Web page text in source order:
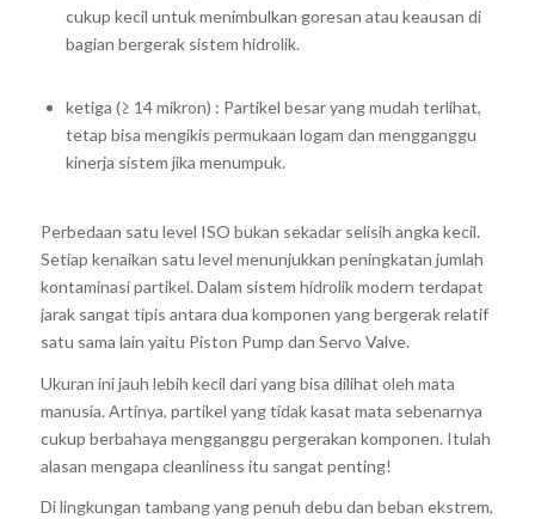
cukup kecil untuk menimbulkan goresan atau keausan di
bagian bergerak sistem hidrolik.
ketiga (≥ 14 mikron) : Partikel besar yang mudah terlihat,
tetap bisa mengikis permukaan logam dan mengganggu
kinerja sistem jika menumpuk.
Perbedaan satu level ISO bukan sekadar selisih angka kecil.
Setiap kenaikan satu level menunjukkan peningkatan jumlah
kontaminasi partikel. Dalam sistem hidrolik modern terdapat
jarak sangat tipis antara dua komponen yang bergerak relatif
satu sama lain yaitu Piston Pump dan Servo Valve.
Ukuran ini jauh lebih kecil dari yang bisa dilihat oleh mata
manusia. Artinya, partikel yang tidak kasat mata sebenarnya
cukup berbahaya mengganggu pergerakan komponen. Itulah
alasan mengapa cleanliness itu sangat penting!
Di lingkungan tambang yang penuh debu dan beban ekstrem,